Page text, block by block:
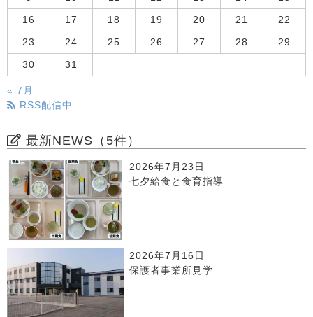
16 17 18 19 20 21 22
23 24 25 26 27 28 29
30 31
« 7月
RSS配信中
最新NEWS（5件）
2026年7月23日
七夕給食と食育指導
2026年7月16日
保護者事業所見学